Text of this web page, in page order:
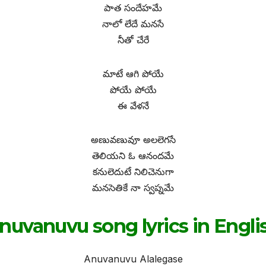
పాత సందేహమే
నాలో లేదే మనసే
నీతో చేరే
మాటే ఆగి పోయే
పోయే పోయే
ఈ వేళనే
అణువణువూ అలలెగసే
తెలియని ఓ ఆనందమే
కనులెదుటే నిలిచెనుగా
మనసెతికే నా స్వప్నమే
song lyrics in
Anuvanuvu Alalegase